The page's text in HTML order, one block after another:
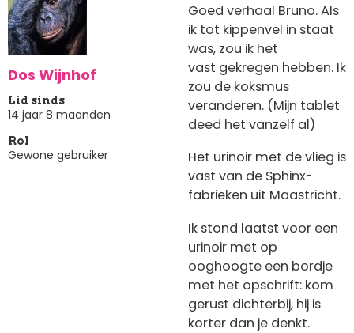
Dos Wijnhof
Lid sinds
14 jaar 8 maanden
Rol
Gewone gebruiker
Goed verhaal Bruno. Als
ik tot kippenvel in staat
was, zou ik het
vast gekregen hebben. Ik
zou de koksmus
veranderen. (Mijn tablet
deed het vanzelf al)
Het urinoir met de vlieg is
vast van de Sphinx-
fabrieken uit Maastricht.
Ik stond laatst voor een
urinoir met op
ooghoogte een bordje
met het opschrift: kom
gerust dichterbij, hij is
korter dan je denkt.